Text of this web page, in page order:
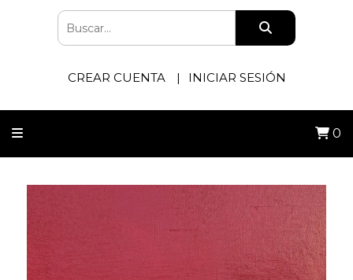
CREAR CUENTA INICIAR SESIÓN
0